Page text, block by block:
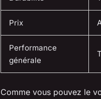
Prix
Performance
générale
Comme vous pouvez le